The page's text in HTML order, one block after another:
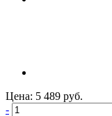
Цена: 5 489 руб.
-